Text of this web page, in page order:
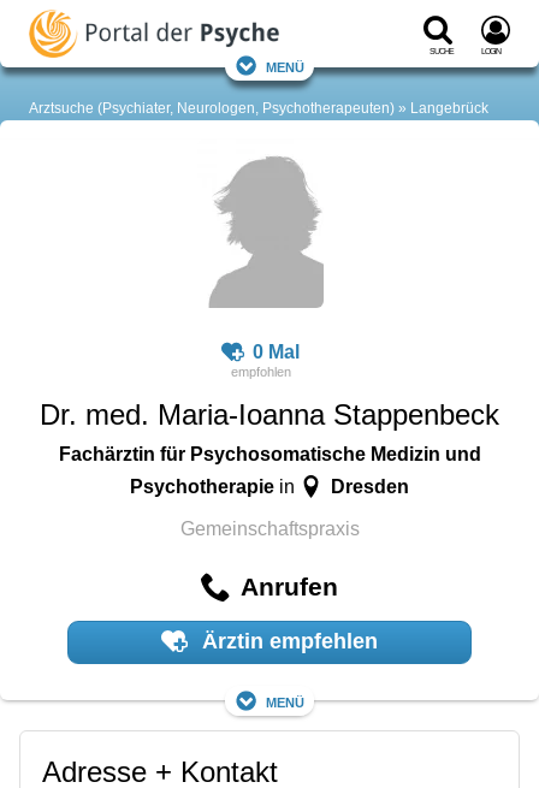
Suche Login
Menü
Arztsuche (Psychiater, Neurologen, Psychotherapeuten) Langebrück
0 Mal
Dr. med. Maria-Ioanna Stappenbeck
Fachärztin für Psychosomatische Medizin und
Psychotherapie in Dresden
Gemeinschaftspraxis
Anrufen
Ärztin empfehlen
Menü
Adresse + Kontakt